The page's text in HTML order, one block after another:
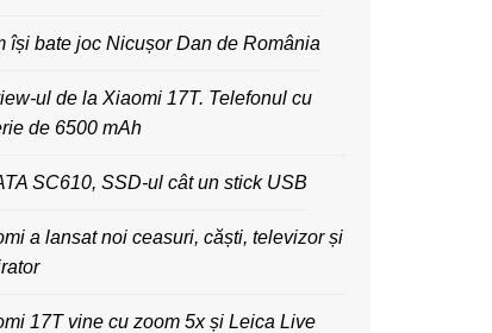
își bate joc Nicușor Dan de România
ul de la Xiaomi 17T. Telefonul cu
de 6500 mAh
SC610, SSD-ul cât un stick USB
a lansat noi ceasuri, căști, televizor și
17T vine cu zoom 5x și Leica Live